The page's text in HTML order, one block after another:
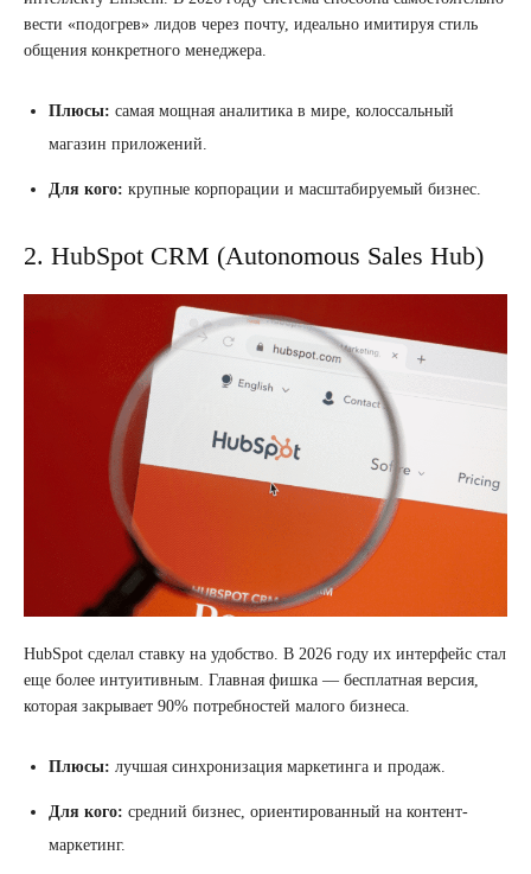
вести «подогрев» лидов через почту, идеально имитируя стиль
общения конкретного менеджера.
Плюсы: самая мощная аналитика в мире, колоссальный
магазин приложений.
Для кого: крупные корпорации и масштабируемый бизнес.
2. HubSpot CRM (Autonomous Sales Hub)
HubSpot сделал ставку на удобство. В 2026 году их интерфейс стал
еще более интуитивным. Главная фишка — бесплатная версия,
которая закрывает 90% потребностей малого бизнеса.
Плюсы: лучшая синхронизация маркетинга и продаж.
Для кого: средний бизнес, ориентированный на контент-
маркетинг.